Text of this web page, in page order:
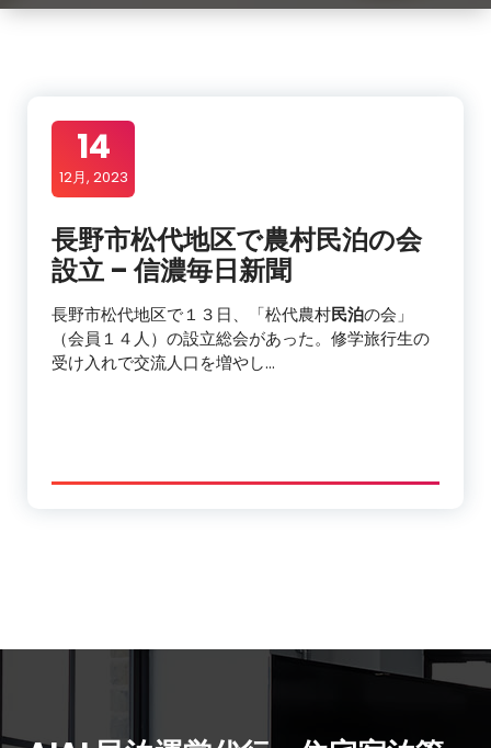
14
12月, 2023
長野市松代地区で農村民泊の会
設立 – 信濃毎日新聞
長野市松代地区で１３日、「松代農村民泊の会」
（会員１４人）の設立総会があった。修学旅行生の
受け入れで交流人口を増やし…